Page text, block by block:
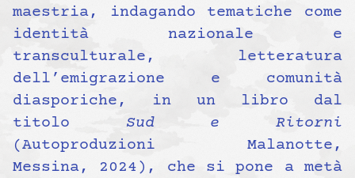
maestria, indagando tematiche come
identità nazionale e
transculturale, letteratura
dell’emigrazione e comunità
diasporiche, in un libro dal
titolo Sud e Ritorni
(Autoproduzioni Malanotte,
Messina, 2024), che si pone a metà